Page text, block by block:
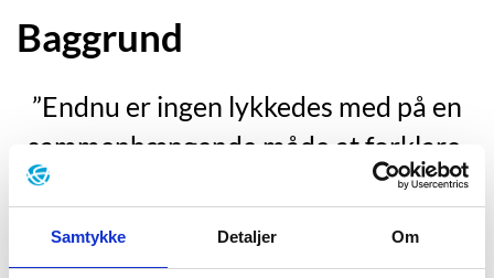
Samtykke Detaljer Om
Baggrund
”Endnu er ingen lykkedes med på en
sammenhængende måde at forklare,
hvad der foregår derinde bag kraniets
vægge, hvordan sindet skaber og
opbevarer de minder, som giver os